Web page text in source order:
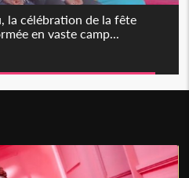
la célébration de la fête
en vaste camp...